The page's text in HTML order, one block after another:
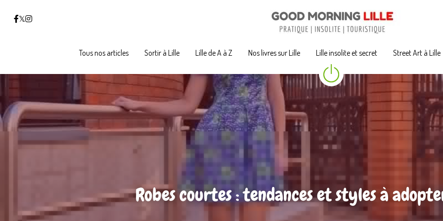
Tous nos articles Sortir à Lille Lille de A à Z Nos livres sur Lille Lille insolite et secret Street Art à Lille
Tous nos articles Sortir à Lille Lille de A à Z Nos livres sur Lille Lille insolite et secret Street Art à Lille
Robes courtes : tendances et styles à